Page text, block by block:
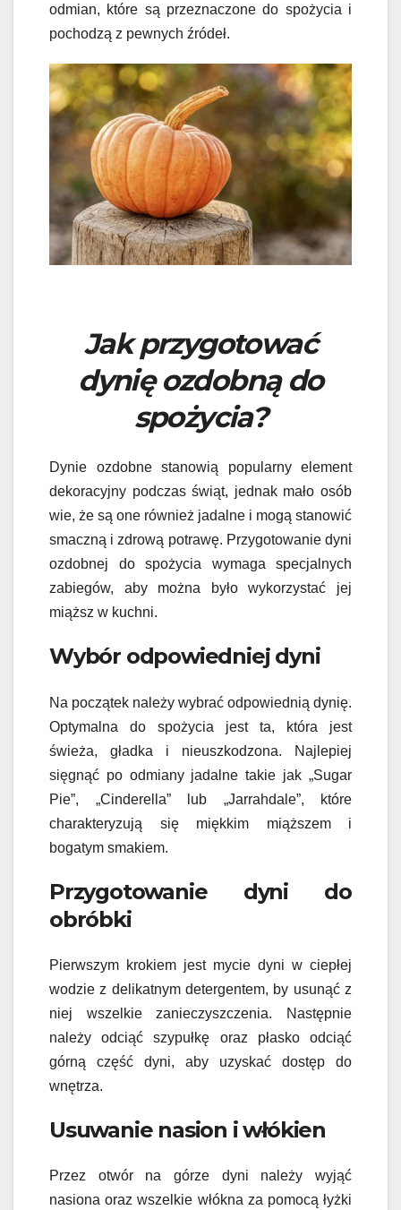
odmian, które są przeznaczone do spożycia i
pochodzą z pewnych źródeł.
Jak przygotować
dynię ozdobną do
spożycia?
Dynie ozdobne stanowią popularny element
dekoracyjny podczas świąt, jednak mało osób
wie, że są one również jadalne i mogą stanowić
smaczną i zdrową potrawę. Przygotowanie dyni
ozdobnej do spożycia wymaga specjalnych
zabiegów, aby można było wykorzystać jej
miąższ w kuchni.
Wybór odpowiedniej dyni
Na początek należy wybrać odpowiednią dynię.
Optymalna do spożycia jest ta, która jest
świeża, gładka i nieuszkodzona. Najlepiej
sięgnąć po odmiany jadalne takie jak „Sugar
Pie”, „Cinderella” lub „Jarrahdale”, które
charakteryzują się miękkim miąższem i
bogatym smakiem.
Przygotowanie dyni do
obróbki
Pierwszym krokiem jest mycie dyni w ciepłej
wodzie z delikatnym detergentem, by usunąć z
niej wszelkie zanieczyszczenia. Następnie
należy odciąć szypułkę oraz płasko odciąć
górną część dyni, aby uzyskać dostęp do
wnętrza.
Usuwanie nasion i włókien
Przez otwór na górze dyni należy wyjąć
nasiona oraz wszelkie włókna za pomocą łyżki